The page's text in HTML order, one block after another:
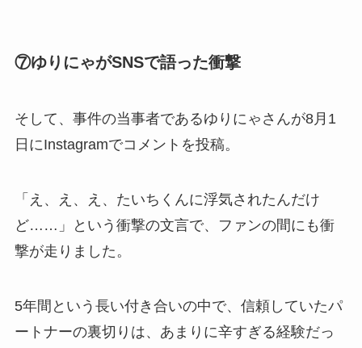
⑦ゆりにゃがSNSで語った衝撃
そして、事件の当事者であるゆりにゃさんが8月1
日にInstagramでコメントを投稿。
「え、え、え、たいちくんに浮気されたんだけ
ど……」という衝撃の文言で、ファンの間にも衝
撃が走りました。
5年間という長い付き合いの中で、信頼していたパ
ートナーの裏切りは、あまりに辛すぎる経験だっ